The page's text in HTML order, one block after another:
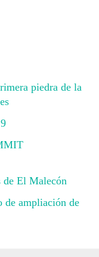
piedra de la
de El Malecón
de ampliación de